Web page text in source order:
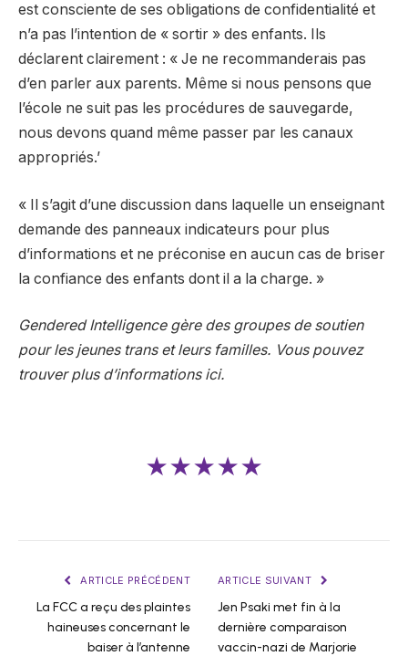
est consciente de ses obligations de confidentialité et
n’a pas l’intention de « sortir » des enfants. Ils
déclarent clairement : « Je ne recommanderais pas
d’en parler aux parents. Même si nous pensons que
l’école ne suit pas les procédures de sauvegarde,
nous devons quand même passer par les canaux
appropriés.’
« Il s’agit d’une discussion dans laquelle un enseignant
demande des panneaux indicateurs pour plus
d’informations et ne préconise en aucun cas de briser
la confiance des enfants dont il a la charge. »
Gendered Intelligence gère des groupes de soutien
pour les jeunes trans et leurs familles. Vous pouvez
trouver plus d’informations ici.
★★★★★
ARTICLE PRÉCÉDENT
La FCC a reçu des plaintes
haineuses concernant le
baiser à l’antenne
ARTICLE SUIVANT
Jen Psaki met fin à la
dernière comparaison
vaccin-nazi de Marjorie